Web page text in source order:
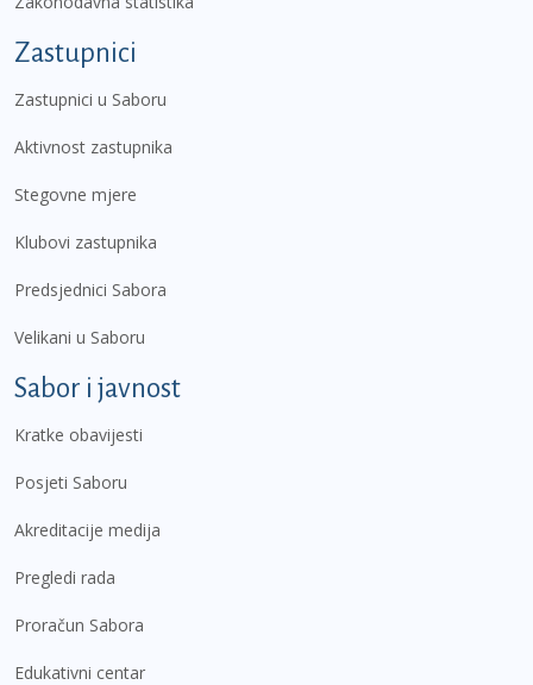
Zastupnici
Zastupnici u Saboru
Aktivnost zastupnika
Stegovne mjere
Klubovi zastupnika
Predsjednici Sabora
Velikani u Saboru
Sabor i javnost
Kratke obavijesti
Posjeti Saboru
Akreditacije medija
Pregledi rada
Proračun Sabora
Edukativni centar